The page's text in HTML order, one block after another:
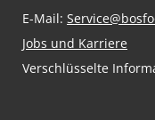
E-Mail:
Jobs und Karriere
Verschlüsselte